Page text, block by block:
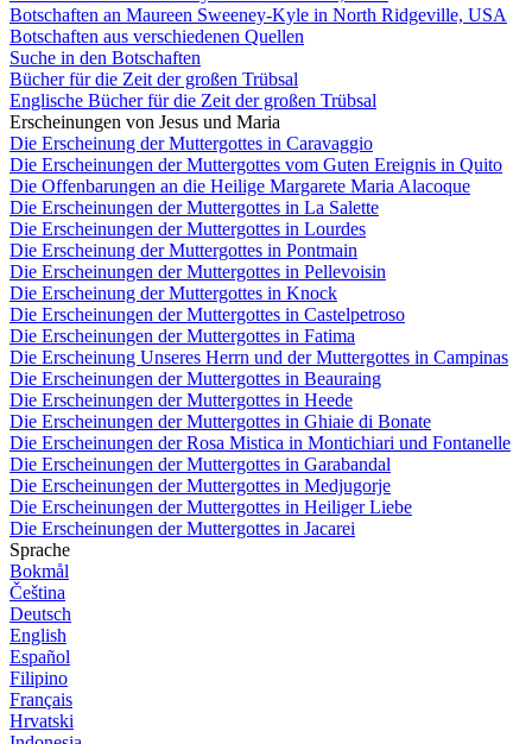
Botschaften an Maureen Sweeney-Kyle in North Ridgeville, USA
Botschaften aus verschiedenen Quellen
Suche in den Botschaften
Bücher für die Zeit der großen Trübsal
Englische Bücher für die Zeit der großen Trübsal
Erscheinungen von Jesus und Maria
Die Erscheinung der Muttergottes in Caravaggio
Die Erscheinungen der Muttergottes vom Guten Ereignis in Quito
Die Offenbarungen an die Heilige Margarete Maria Alacoque
Die Erscheinungen der Muttergottes in La Salette
Die Erscheinungen der Muttergottes in Lourdes
Die Erscheinung der Muttergottes in Pontmain
Die Erscheinungen der Muttergottes in Pellevoisin
Die Erscheinung der Muttergottes in Knock
Die Erscheinungen der Muttergottes in Castelpetroso
Die Erscheinungen der Muttergottes in Fatima
Die Erscheinung Unseres Herrn und der Muttergottes in Campinas
Die Erscheinungen der Muttergottes in Beauraing
Die Erscheinungen der Muttergottes in Heede
Die Erscheinungen der Muttergottes in Ghiaie di Bonate
Die Erscheinungen der Rosa Mistica in Montichiari und Fontanelle
Die Erscheinungen der Muttergottes in Garabandal
Die Erscheinungen der Muttergottes in Medjugorje
Die Erscheinungen der Muttergottes in Heiliger Liebe
Die Erscheinungen der Muttergottes in Jacarei
Sprache
Bokmål
Čeština
Deutsch
English
Español
Filipino
Français
Hrvatski